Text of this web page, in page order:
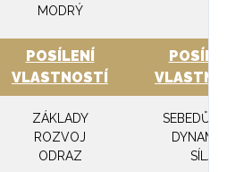
MODRÝ
POSÍLENÍ
VLASTNOSTÍ
ZÁKLADY
ROZVOJ
ODRAZ
SÍLA